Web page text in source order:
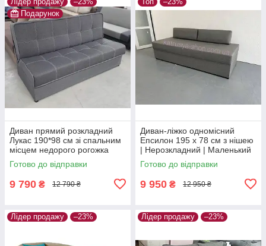
Подарунок
Диван прямий розкладний
Лукас 190*98 см зі спальним
місцем недорого рогожка
сірий
Готово до відправки
9 790 ₴ 12 790 ₴
Диван-ліжко одномісний
Епсилон 195 х 78 см з нішею
| Нерозкладний | Маленький
диван для щоденного сну |
сірий
Готово до відправки
9 950 ₴ 12 950 ₴
Лідер продажу –23% Лідер продажу –23%